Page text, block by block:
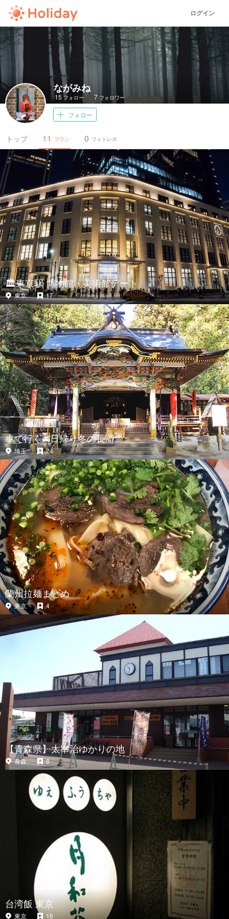
ログイン
ながみね
15 フォロー 7 フォロワー
フォロー
トップ プラン
11 フォトレポ
0
🏛東京駅 博物館・美術館デート
東京 17
車で行く🚘日帰り冬の長瀞🌼
埼玉 24
蘭州拉麺まとめ
東京 4
【青森県】太宰治ゆかりの地
青森 8
台湾飯 東京
東京 16